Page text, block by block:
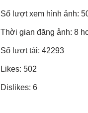
Số lượt xem hình ảnh:
Thời gian đăng ảnh: 8
Số lượt tải: 42293
Likes: 502
Dislikes: 6